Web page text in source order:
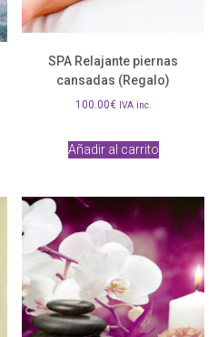
SPA Relajante piernas
cansadas (Regalo)
100.00€ IVA inc.
Añadir al carrito